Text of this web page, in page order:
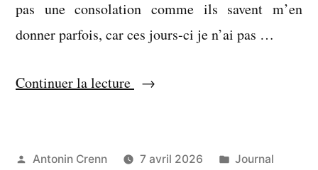
pas une consolation comme ils savent m’en
donner parfois, car ces jours-ci je n’ai pas …
Continuer la lecture « Ça
qui
Publié
Antonin Crenn 7 avril 2026
Publié
Journal